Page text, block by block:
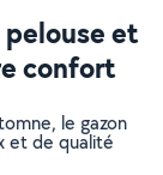
et
confort
le gazon
et de qualité